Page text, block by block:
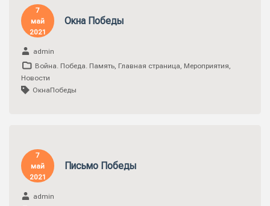
7
май
2021
Окна Победы
admin
Война. Победа. Память, Главная страница, Мероприятия,
Новости
ОкнаПобеды
7
май
2021
Письмо Победы
admin